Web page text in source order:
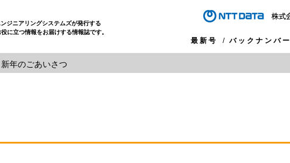
ジニアリングシステムズが発行する
に立つ情報をお届けする情報誌です。
最新号 バックナンバー
新年のごあいさつ